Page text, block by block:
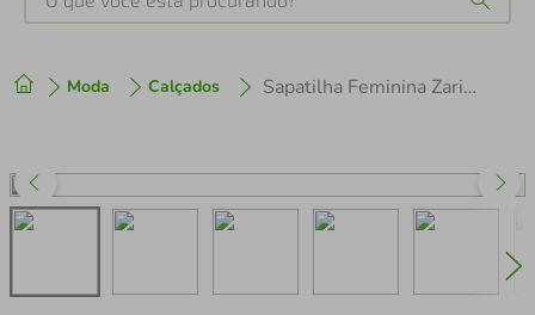
Moda Calçados Sapatilha Feminina Zariff com Detalhe Metalizado 1660106 Preto
2º cafeteira